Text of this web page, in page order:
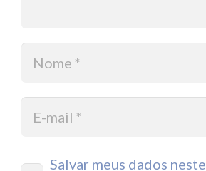
Salvar meus dados